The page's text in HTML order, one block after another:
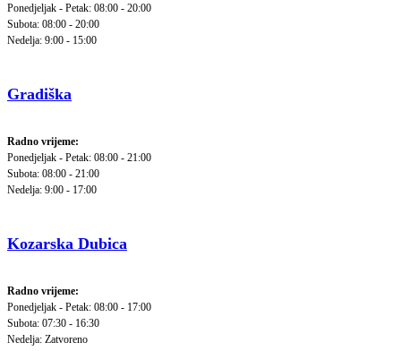
Ponedjeljak - Petak: 08:00 - 20:00
Subota: 08:00 - 20:00
Nedelja: 9:00 - 15:00
Gradiška
Radno vrijeme:
Ponedjeljak - Petak: 08:00 - 21:00
Subota: 08:00 - 21:00
Nedelja: 9:00 - 17:00
Kozarska Dubica
Radno vrijeme:
Ponedjeljak - Petak: 08:00 - 17:00
Subota: 07:30 - 16:30
Nedelja: Zatvoreno